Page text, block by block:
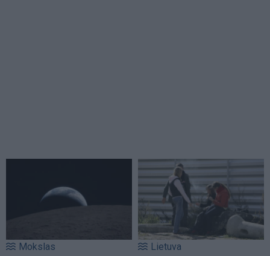
Mokslas Lietuva